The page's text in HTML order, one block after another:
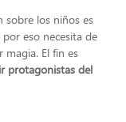
sobre los niños es
eso necesita de
magia. El fin es
protagonistas del